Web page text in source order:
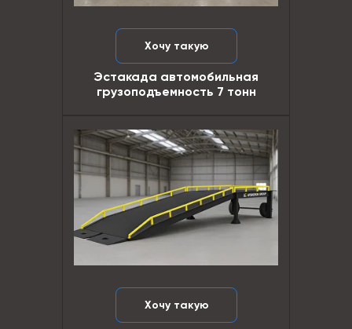
Хочу такую
Хочу такую
Эстакада автомобильная
грузоподъемность 7 тонн